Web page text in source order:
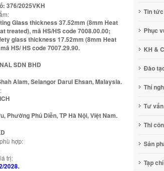
376/2025VKH
Glass thickness 37.52mm (8mm Heat
treated), mã HS/HS code 7008.00.00;
glass thickness 17.52mm (8mm Heat
HS/ HS code 7007.29.90.
SDN BHD
Alam, Selangor Darul Ehsan, Malaysia.
Phường Phú Diễn, TP Hà Nội, Việt Nam.
hợp:
trị:
2028.
Tin tức
Phục
KH &
Đào
Thí
Tư vấn
Thi
Sản
Tạp chí